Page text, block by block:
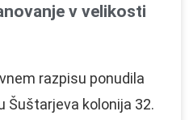
v velikosti
razpisu ponudila
Šuštarjeva kolonija 32.